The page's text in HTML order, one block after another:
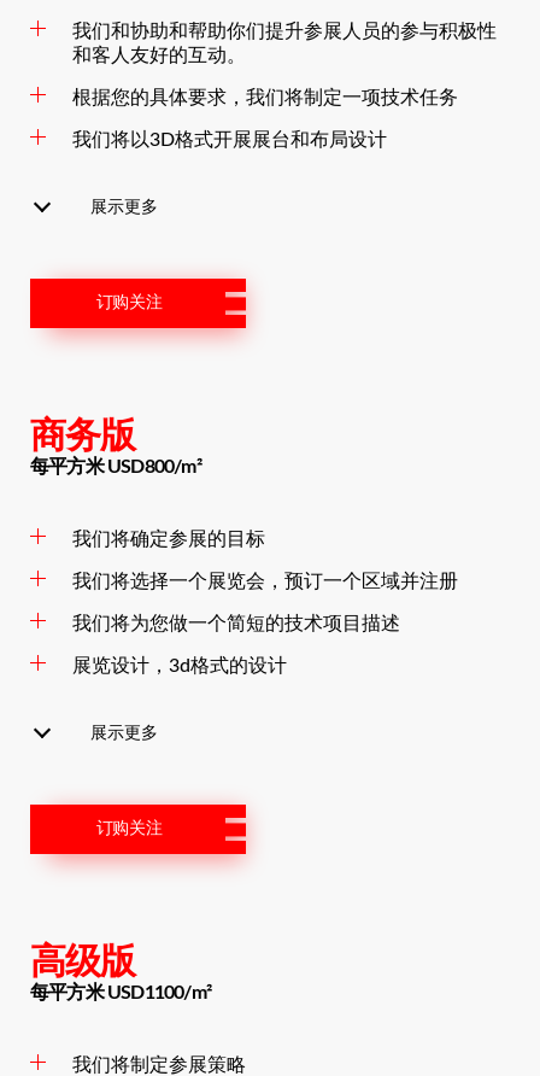
我们和协助和帮助你们提升参展人员的参与积极性
和客人友好的互动。
根据您的具体要求，我们将制定一项技术任务
我们将以3D格式开展展台和布局设计
展示更多
订购关注
商务版
每平方米 USD800/m²
我们将确定参展的目标
我们将选择一个展览会，预订一个区域并注册
我们将为您做一个简短的技术项目描述
展览设计，3d格式的设计
展示更多
订购关注
高级版
每平方米 USD1100/m²
我们将制定参展策略